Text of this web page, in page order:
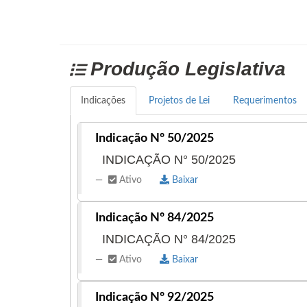
Produção Legislativa
Indicações Projetos de Lei Requerimentos
Indicação Nº 50/2025
INDICAÇÃO N° 50/2025
Ativo Baixar
Indicação Nº 84/2025
INDICAÇÃO N° 84/2025
Ativo Baixar
Indicação Nº 92/2025